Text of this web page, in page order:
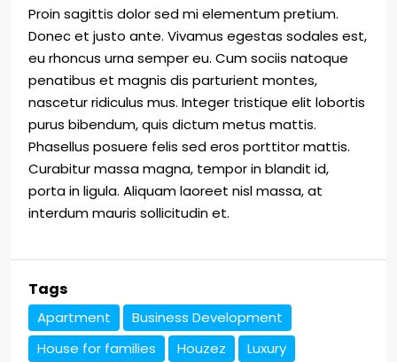
Proin sagittis dolor sed mi elementum pretium.
Donec et justo ante. Vivamus egestas sodales est,
eu rhoncus urna semper eu. Cum sociis natoque
penatibus et magnis dis parturient montes,
nascetur ridiculus mus. Integer tristique elit lobortis
purus bibendum, quis dictum metus mattis.
Phasellus posuere felis sed eros porttitor mattis.
Curabitur massa magna, tempor in blandit id,
porta in ligula. Aliquam laoreet nisl massa, at
interdum mauris sollicitudin et.
Tags
Apartment
Business Development
House for families
Houzez
Luxury